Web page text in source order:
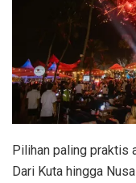
Pilihan paling praktis
Dari Kuta hingga